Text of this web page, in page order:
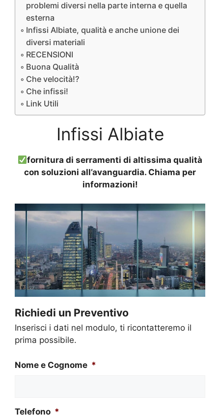
problemi diversi nella parte interna e quella
esterna
Infissi Albiate, qualità e anche unione dei
diversi materiali
RECENSIONI
Buona Qualità
Che velocità!?
Che infissi!
Link Utili
Infissi Albiate
fornitura di serramenti di altissima qualità
con soluzioni all’avanguardia. Chiama per
informazioni!
Richiedi un Preventivo
Inserisci i dati nel modulo, ti ricontatteremo il
prima possibile.
Nome e Cognome *
Telefono *